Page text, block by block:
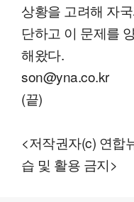
상황을 고려해 자
단하고 이 문제를
해왔다.
son@yna.co.kr
(끝)
<저작권자(c) 연합
습 및 활용 금지>